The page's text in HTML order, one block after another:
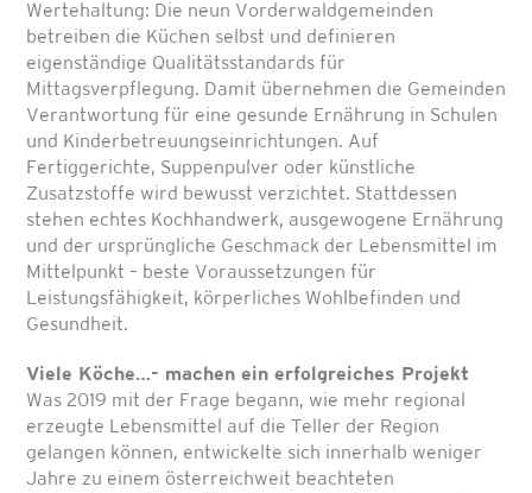
Wertehaltung: Die neun Vorderwaldgemeinden
betreiben die Küchen selbst und definieren
eigenständige Qualitätsstandards für
Mittagsverpflegung. Damit übernehmen die Gemeinden
Verantwortung für eine gesunde Ernährung in Schulen
und Kinderbetreuungseinrichtungen. Auf
Fertiggerichte, Suppenpulver oder künstliche
Zusatzstoffe wird bewusst verzichtet. Stattdessen
stehen echtes Kochhandwerk, ausgewogene Ernährung
und der ursprüngliche Geschmack der Lebensmittel im
Mittelpunkt – beste Voraussetzungen für
Leistungsfähigkeit, körperliches Wohlbefinden und
Gesundheit.
Viele Köche…- machen ein erfolgreiches Projekt
Was 2019 mit der Frage begann, wie mehr regional
erzeugte Lebensmittel auf die Teller der Region
gelangen können, entwickelte sich innerhalb weniger
Jahre zu einem österreichweit beachteten